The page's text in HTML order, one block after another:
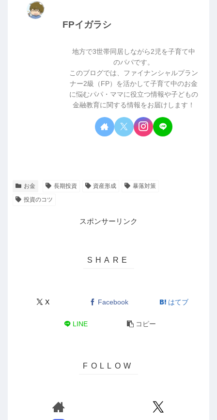
FPイガラシ
地方で3世帯同居しながら2児を子育て中
のパパです。
このブログでは、ファイナンシャルプラン
ナー2級（FP）を活かして子育て中のお金
に悩むパパ・ママに役立つ情報や子どもの
金融教育に関する情報をお届けします！
お金 長期投資 資産形成
暴落対策
投資のコツ
スポンサーリンク
X Facebook はてブ
LINE コピー